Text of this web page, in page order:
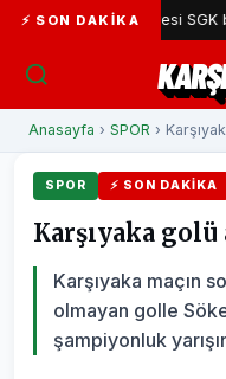
⚡ SON DAKIKA
Belediyesi SGK
Anasayfa › SPOR ›
SPOR ⚡ SON DAKIKA
Karşıyaka
Karşıyaka maçın
olmayan golle
şampiyonluk